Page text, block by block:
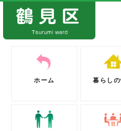
ホーム 暮らし